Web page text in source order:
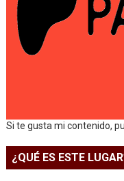
Si te gusta mi contenido,
¿QUÉ ES ESTE